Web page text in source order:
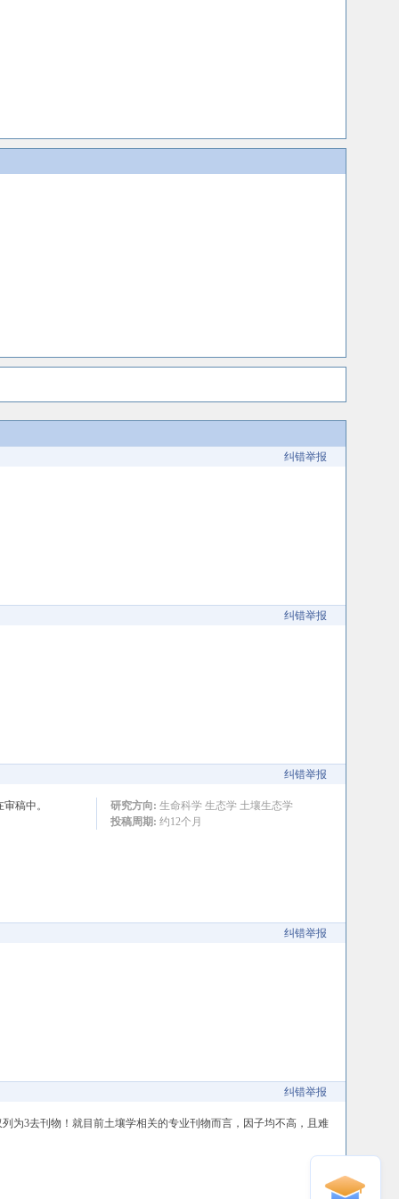
纠错举报
纠错举报
纠错举报
稿中。 研究方向: 生命科学 生态学 土壤生态学
投稿周期: 约12个月
纠错举报
纠错举报
为3去刊物！就目前土壤学相关的专业刊物而言，因子均不高，且难